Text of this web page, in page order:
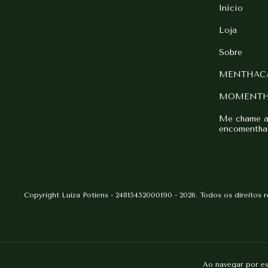
Ao navegar por
Início
Loja
Sobre
Me chame
Copyright Luiza Potiens - 24815452000190 - 2026. Todos os direitos